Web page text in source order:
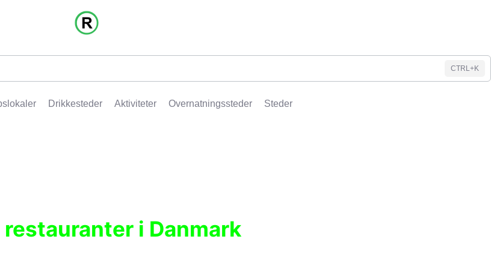
CTRL+K
Drikkesteder Aktiviteter Overnatningssteder Steder
i Danmark